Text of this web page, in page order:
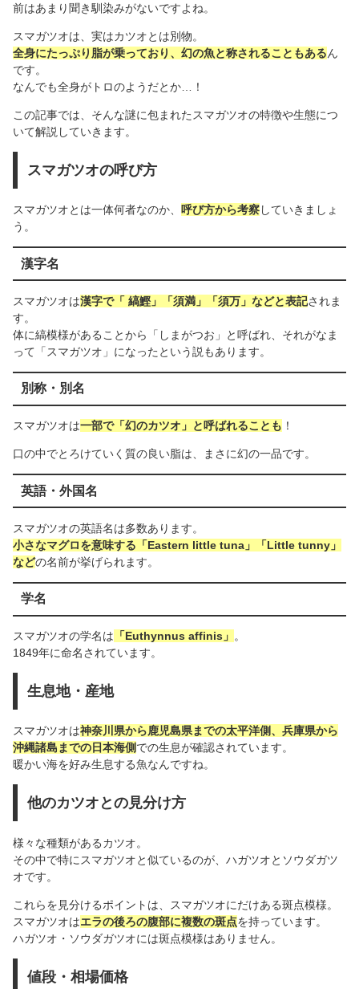
前はあまり聞き馴染みがないですよね。
スマガツオは、実はカツオとは別物。
全身にたっぷり脂が乗っており、幻の魚と称されることもあるん
です。
なんでも全身がトロのようだとか…！
この記事では、そんな謎に包まれたスマガツオの特徴や生態につ
いて解説していきます。
スマガツオの呼び方
スマガツオとは一体何者なのか、 呼び方から考察していきましょ
う。
漢字名
スマガツオは漢字で「 縞鰹」「須満」「須万」などと表記されま
す。
体に縞模様があることから「しまがつお」と呼ばれ、それがなま
って「スマガツオ」になったという説もあります。
別称・別名
スマガツオは一部で「幻のカツオ」と呼ばれることも ！
口の中でとろけていく質の良い脂は、まさに幻の一品です。
英語・外国名
スマガツオの英語名は多数あります。
小さなマグロを意味する「Eastern little tuna」「Little tunny」
などの名前が挙げられます。
学名
スマガツオの学名は 「Euthynnus affinis」 。
1849年に命名されています。
生息地・産地
スマガツオは神奈川県から鹿児島県までの太平洋側、兵庫県から
沖縄諸島までの日本海側での生息が確認されています。
暖かい海を好み生息する魚なんですね。
他のカツオとの見分け方
様々な種類があるカツオ。
その中で特にスマガツオと似ているのが、ハガツオとソウダガツ
オです。
これらを見分けるポイントは、スマガツオにだけある斑点模様。
スマガツオはエラの後ろの腹部に複数の斑点を持っています。
ハガツオ・ソウダガツオには斑点模様はありません。
値段・相場価格